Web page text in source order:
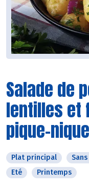
Salade de
lentilles et
pique-nique
Plat principal
Eté
Printemps